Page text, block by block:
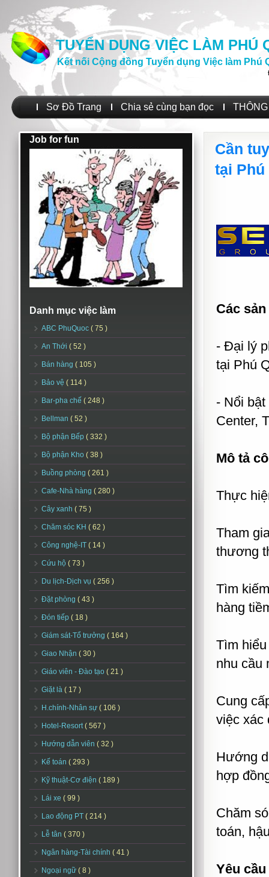
TUYỂN DỤNG VIỆC LÀM PHÚ
Kết nối Cộng đồng Tuyển dụng Việc làm Phú
Sơ Đồ Trang Chia sẻ cùng bạn đọc
Job for fun
Danh mục việc làm
ABC PhuQuoc ( 75 )
An Thới ( 52 )
Bán hàng ( 105 )
Bảo vệ ( 114 )
Bar-pha chế ( 248 )
Bellman ( 52 )
Bộ phận Bếp ( 332 )
Bộ phận Kho ( 38 )
Buồng phòng ( 261 )
Cafe-Nhà hàng ( 280 )
Cây xanh ( 75 )
Chăm sóc KH ( 62 )
Công nghệ-IT ( 14 )
Cứu hộ ( 73 )
Du lịch-Dịch vụ ( 256 )
Đặt phòng ( 43 )
Đón tiếp ( 18 )
Giám sát-Tổ trưởng ( 164 )
Giao Nhận ( 30 )
Giáo viên - Đào tạo ( 21 )
Giặt là ( 17 )
H.chính-Nhân sự ( 106 )
Hotel-Resort( 567 )
Hướng dẫn viên ( 32 )
Kế toán ( 293 )
Kỹ thuật-Cơ điện ( 189 )
Lái xe ( 99 )
Lao động PT ( 214 )
Lễ tân ( 370 )
Ngân hàng-Tài chính ( 41 )
Ngoại ngữ ( 8 )
Cần
tại Phú
Các
- Đại lý
tại Phú
- Nổi
Center,
Mô tả
Thực
Tham
thương
Tìm
hàng
Tìm
nhu cầu
Cung
việc xác
Hướng
hợp
Chăm
toán,
Yêu